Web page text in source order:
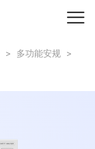
> 多功能安规 >